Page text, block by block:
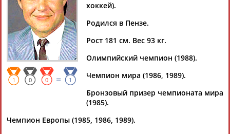
Аслаудин
АБАЕВ
Елена
АБАИМОВА
Мария
Дмитрий
Тамилла
АБАСОВА
Рамазан
АБАЧАРАЕВ
Ростом
АБАШИДЗЕ
1 0 0 = 1
хоккей).
Родился в Пензе.
Рост 181 см. Вес 93 кг.
Олимпийский чемпион (1988).
Чемпион мира (1986, 1989).
Бронзовый призер чемпионата мира
(1985).
Чемпион Европы (1985, 1986, 1989).